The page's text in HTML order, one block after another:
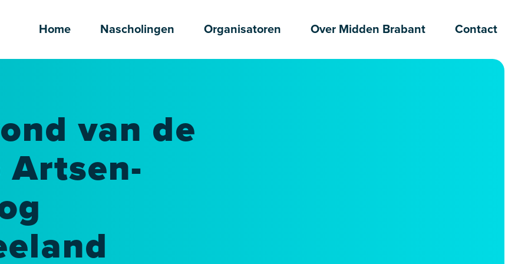
Home Nascholingen Organisatoren Over Midden Brabant Contact
van de
Artsen-